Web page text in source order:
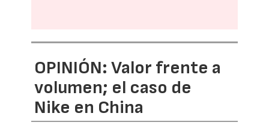
OPINIÓN: Valor frente a
volumen; el caso de
Nike en China